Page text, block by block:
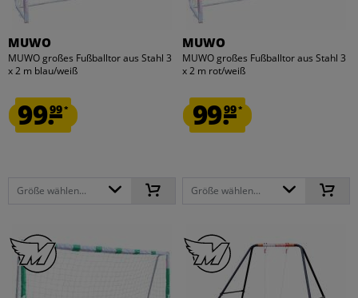
MUWO
MUWO großes Fußballtor aus Stahl 3
x 2 m blau/weiß
99.99*
Größe wählen...
MUWO
MUWO großes Fußballtor aus Stahl 3
x 2 m rot/weiß
99.99*
Größe wählen...